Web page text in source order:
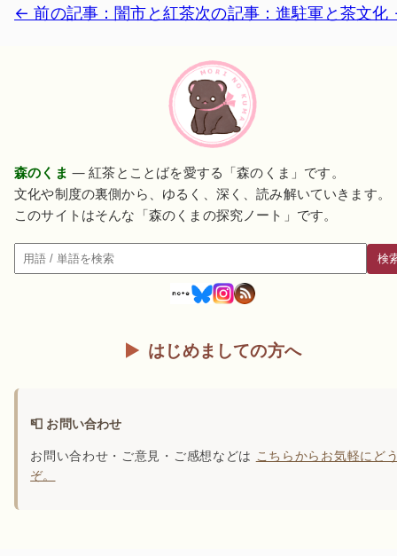
← 前の記事：闇市と紅茶次の記事：進駐軍と茶文
森のくま — 紅茶とことばを愛する「森のくま」です。
文化や制度の裏側から、ゆるく、深く、読み解いていきます。
このサイトはそんな「森のくまの探究ノート」です。
検索
検
はじめましての方へ
📮 お問い合わせ
お問い合わせ・ご意見・ご感想などは こちらからお気軽にど
ぞ。